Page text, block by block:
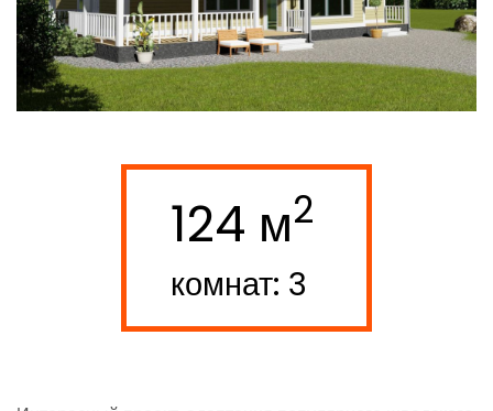
124 м2
комнат: 3